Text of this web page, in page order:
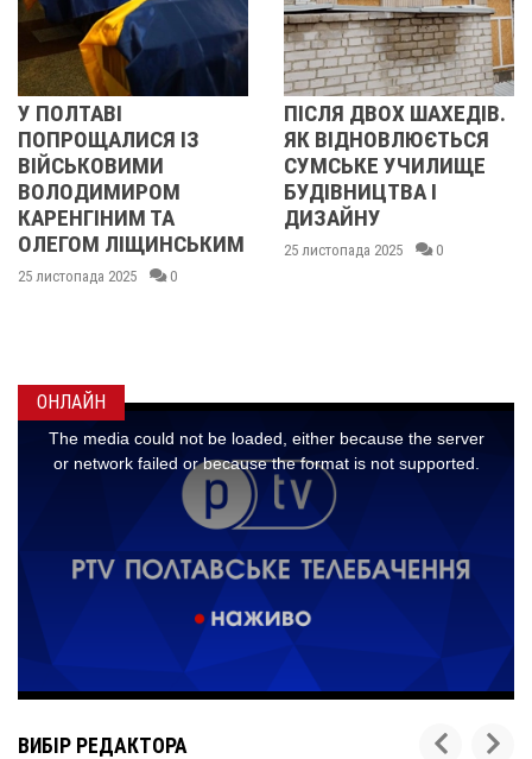
У ПОЛТАВІ
ПОПРОЩАЛИСЯ ІЗ
ВІЙСЬКОВИМИ
ВОЛОДИМИРОМ
КАРЕНГІНИМ ТА
ОЛЕГОМ ЛІЩИНСЬКИМ
25 листопада 2025 0
ПІСЛЯ ДВОХ ШАХЕДІВ.
ЯК ВІДНОВЛЮЄТЬСЯ
СУМСЬКЕ УЧИЛИЩЕ
БУДІВНИЦТВА І
ДИЗАЙНУ
25 листопада 2025 0
ОНЛАЙН
ВИБІР РЕДАКТОРА